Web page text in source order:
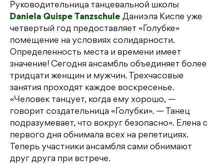
Руководительница танцевальной школы
Daniela Quispe Tanzschule Даниэла Киспе уже
четвертый год предоставляет «Голубке»
помещение на условиях солидарности.
Определенность места и времени имеет
значение! Сегодня ансамбль объединяет более
тридцати женщин и мужчин. Трехчасовые
занятия проходят каждое воскресенье.
«Человек танцует, когда ему хорошо, —
говорит создательница «Голубки». — Танец
подразумевает, что вокруг безопасно». Елена с
первого дня обнимала всех на репетициях.
Теперь участники ансамбля сами обнимают
друг друга при встрече.